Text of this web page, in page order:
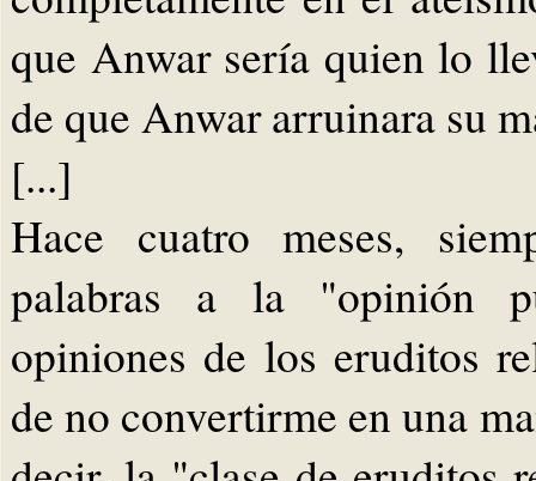
que Anwar sería quien lo
de que Anwar arruinara su
[...]
Hace cuatro meses,
palabras a la "opinión
opiniones de los eruditos
de no convertirme en una